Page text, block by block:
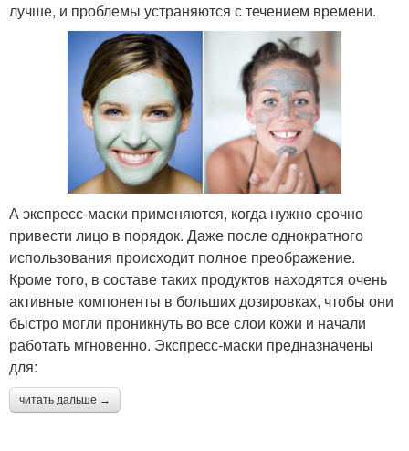
лучше, и проблемы устраняются с течением времени.
А экспресс-маски применяются, когда нужно срочно
привести лицо в порядок. Даже после однократного
использования происходит полное преображение.
Кроме того, в составе таких продуктов находятся очень
активные компоненты в больших дозировках, чтобы они
быстро могли проникнуть во все слои кожи и начали
работать мгновенно. Экспресс-маски предназначены
для:
читать дальше →